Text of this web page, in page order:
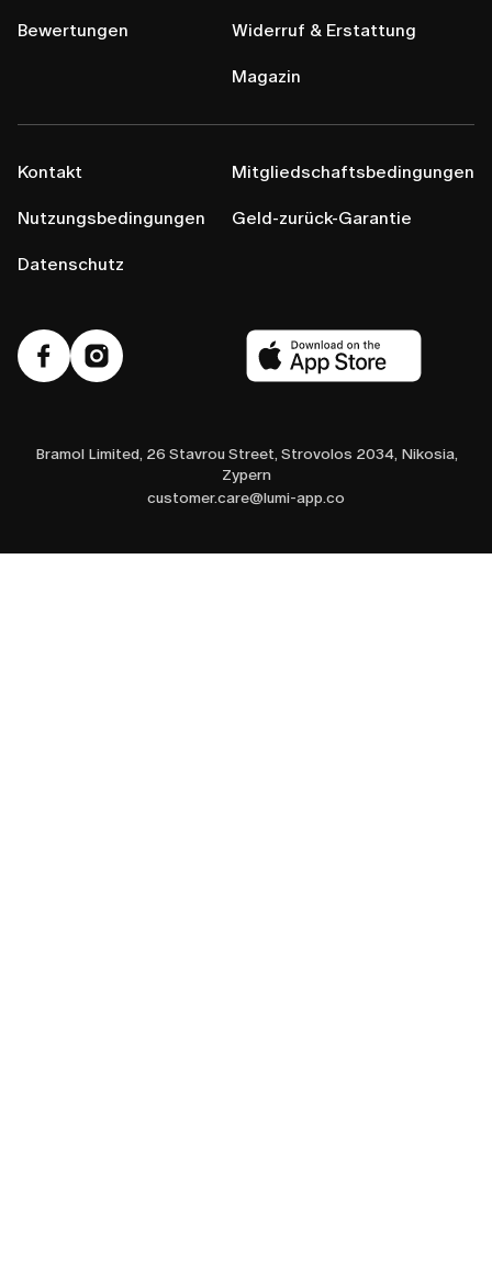
Bewertungen Widerruf & Erstattung
Magazin
Kontakt
Nutzungsbedingungen
Datenschutz
Mitgliedschaftsbedingungen
Geld-zurück-Garantie
Bramol Limited, 26 Stavrou Street, Strovolos 2034, Nikosia,
Zypern
customer.care@lumi-app.co